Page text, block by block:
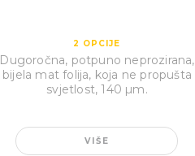
2 OPCIJE
Dugoročna, potpuno neprozirana,
bijela mat folija, koja ne propušta
svjetlost, 140 µm.
VIŠE